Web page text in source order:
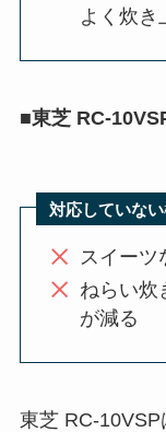
よく炊き
■東芝 RC-
対応していない
スイーツ
ねらい炊
が減る
東芝 RC-